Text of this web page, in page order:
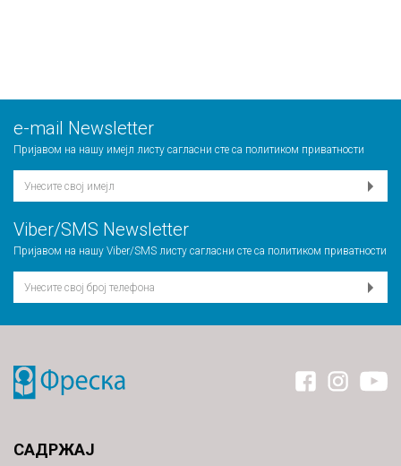
е-mail Newsletter
Пријавом на нашу имејл листу сагласни сте са политиком приватности
Viber/SMS Newsletter
Пријавом на нашу Viber/SMS листу сагласни сте са политиком приватности
САДРЖАЈ